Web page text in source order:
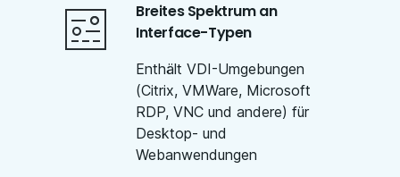
Breites Spektrum an
Interface-Typen
Enthält VDI-Umgebungen
(Citrix, VMWare, Microsoft
RDP, VNC und andere) für
Desktop- und
Webanwendungen